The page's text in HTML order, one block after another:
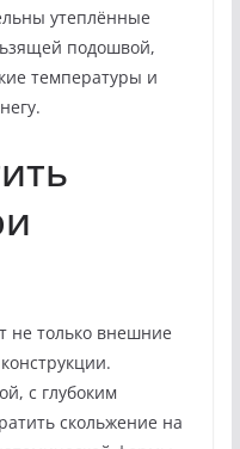
утеплённые
подошвой,
температуры и
не только внешние
с глубоким
скольжение на